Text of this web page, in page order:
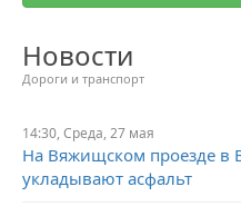
Новости
Дороги и транспорт
14:30, Среда, 27 мая
На Вяжищском проезде в
укладывают асфальт